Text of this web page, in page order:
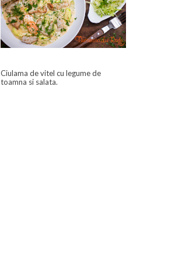
Ciulama de vitel cu legume de
toamna si salata.